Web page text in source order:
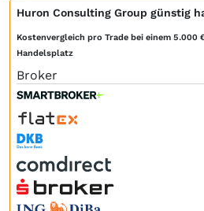
Huron Consulting Group günstig
Kostenvergleich pro Trade bei einem 5.000
Handelsplatz
Broker